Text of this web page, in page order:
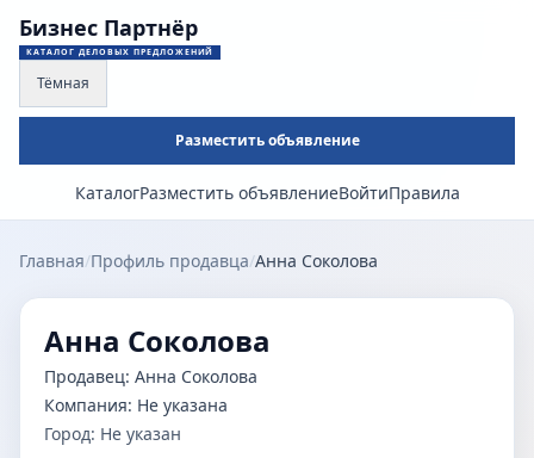
Бизнес Партнёр
КАТАЛОГ ДЕЛОВЫХ ПРЕДЛОЖЕНИЙ
Тёмная
Разместить объявление
КаталогРазместить объявлениеВойтиПравила
Главная/Профиль продавца/Анна Соколова
Анна Соколова
Продавец: Анна Соколова
Компания: Не указана
Город: Не указан